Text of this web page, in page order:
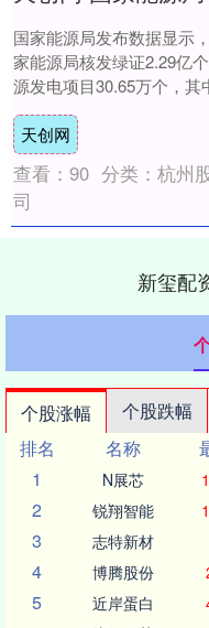
国家能源局发布数据显示
家能源局核发绿证2.29亿
源发电项目30.65万个，其
亿个，占比68.86%。本期....
天创网
查看： 90 分类： 杭州
司
新玺配
个股涨幅 个股跌幅
排名
名称
1
N展芯
2 锐翔智能
3 志特新材
4 博腾股份
5 近岸蛋白